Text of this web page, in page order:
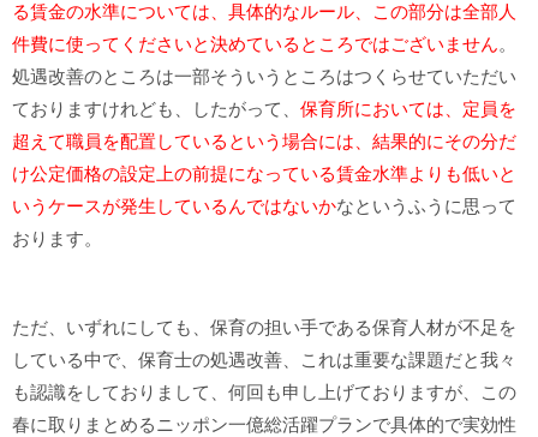
る賃金の水準については、具体的なルール、この部分は全部人
件費に使ってくださいと決めているところではございません。
処遇改善のところは一部そういうところはつくらせていただい
ておりますけれども、したがって、 保育所においては、定員を
超えて職員を配置しているという場合には、結果的にその分だ
け公定価格の設定上の前提になっている賃金水準よりも低いと
いうケースが発生しているんではないかなというふうに思って
おります。
ただ、いずれにしても、保育の担い手である保育人材が不足を
している中で、保育士の処遇改善、これは重要な課題だと我々
も認識をしておりまして、何回も申し上げておりますが、この
春に取りまとめるニッポン一億総活躍プランで具体的で実効性